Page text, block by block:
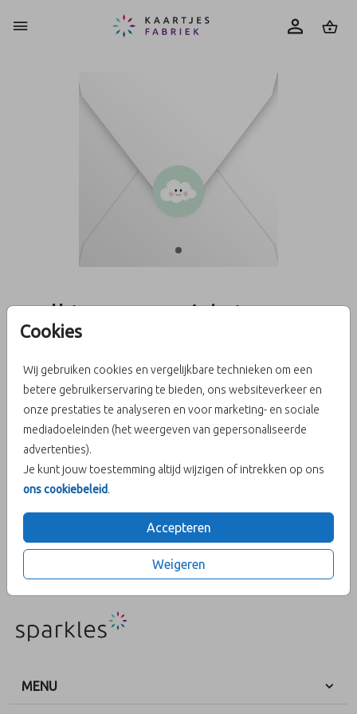
Cookies
Wij gebruiken cookies en vergelijkbare technieken om een
betere gebruikerservaring te bieden, ons websiteverkeer en
onze prestaties te analyseren en voor marketing- en sociale
mediadoeleinden (het weergeven van gepersonaliseerde
advertenties).
Je kunt jouw toestemming altijd wijzigen of intrekken op ons
ons cookiebeleid.
Accepteren
Weigeren
Wolkje met gezichtje - NIET
Helaas is dit product tijdelijk uitverkocht!
Heb je vragen? Neem dan contact met ons op.
OMSCHRIJVING
Geboortekaartjes met wolkjes zijn hip. Deze mintgroene
De sluitzegels hebben een doorsnede van 35mm en worden per
vel van 35 stuks geleverd.
Prijs:€ 6,50 per 25 zegels
MENU